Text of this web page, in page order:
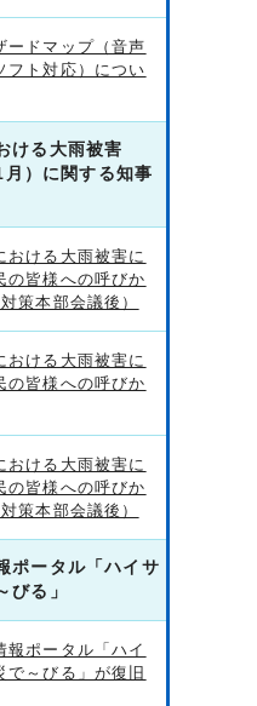
ードマップ（音声
フト対応）につい
ける大雨被害
月）に関する知事
おける大雨被害に
の皆様への呼びか
策本部会議後）
おける大雨被害に
の皆様への呼びか
おける大雨被害に
の皆様への呼びか
策本部会議後）
ポータル「ハイサ
びる」
報ポータル「ハイ
で～びる」が復旧